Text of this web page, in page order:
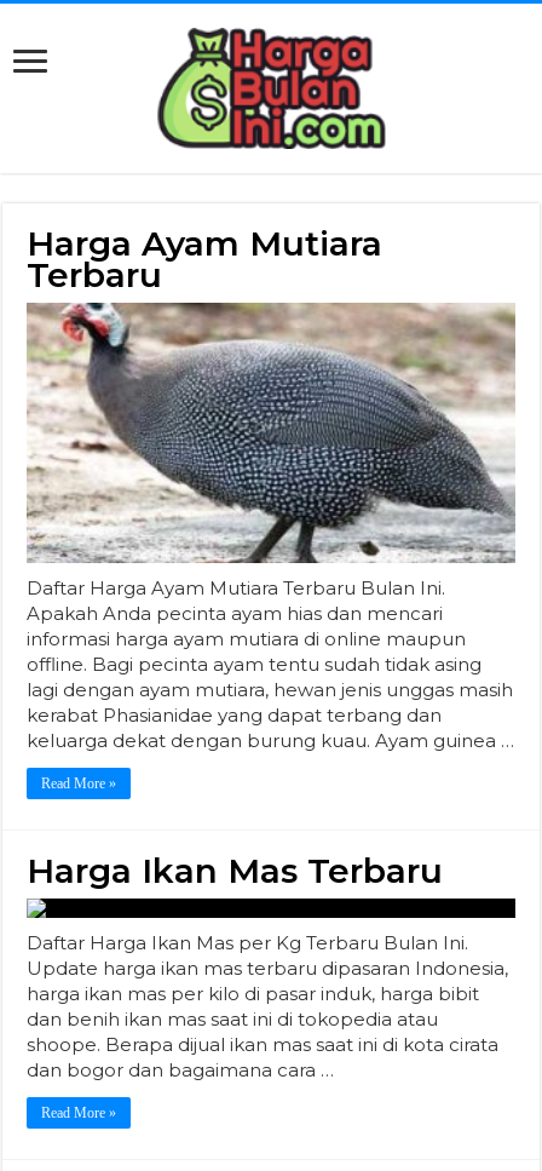
Harga Ayam Mutiara
Terbaru
Daftar Harga Ayam Mutiara Terbaru Bulan Ini.
Apakah Anda pecinta ayam hias dan mencari
informasi harga ayam mutiara di online maupun
offline. Bagi pecinta ayam tentu sudah tidak asing
lagi dengan ayam mutiara, hewan jenis unggas masih
kerabat Phasianidae yang dapat terbang dan
keluarga dekat dengan burung kuau. Ayam guinea …
Read More »
Harga Ikan Mas Terbaru
Daftar Harga Ikan Mas per Kg Terbaru Bulan Ini.
Update harga ikan mas terbaru dipasaran Indonesia,
harga ikan mas per kilo di pasar induk, harga bibit
dan benih ikan mas saat ini di tokopedia atau
shoope. Berapa dijual ikan mas saat ini di kota cirata
dan bogor dan bagaimana cara …
Read More »